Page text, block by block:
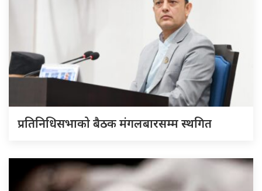
प्रतिनिधिसभाको बैठक मंगलबारसम्म स्थगित